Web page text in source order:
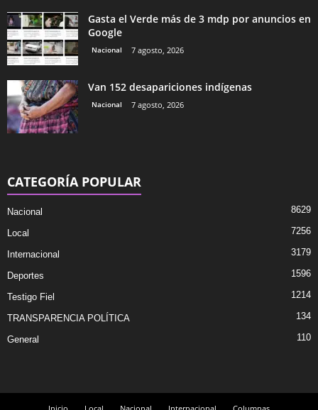
Gasta el Verde más de 3 mdp por anuncios en
Google
Nacional 7 agosto, 2026
Van 152 desapariciones indígenas
Nacional 7 agosto, 2026
CATEGORÍA POPULAR
Nacional 8629
Local 7256
Internacional 3179
Deportes 1596
Testigo Fiel 1214
TRANSPARENCIA POLÍTICA 134
General 110